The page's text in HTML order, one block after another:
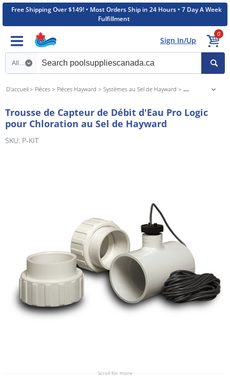
Free Shipping Over $149! • Most Orders Ship in 24 Hours • 7 Day A Week
Fulfillment
Sign In/Up
0
Search category
D'accueil Pièces Pièces Hayward Systèmes au Sel de Hayward Hayward Aqua
Trousse de Capteur de Débit d'Eau Pro Logic
pour Chloration au Sel de Hayward
SKU: P-KIT
Scroll for more